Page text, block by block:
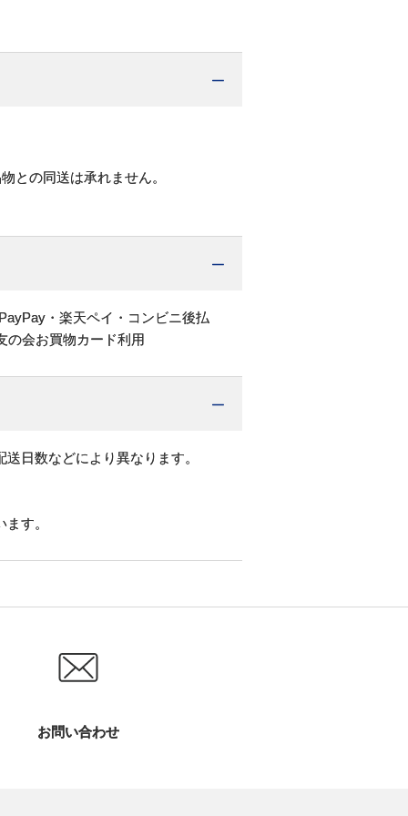
との同送は承れません。
・楽天ペイ・コンビニ後払
の会お買物カード利用
日数などにより異なります。
す。
お問い合わせ